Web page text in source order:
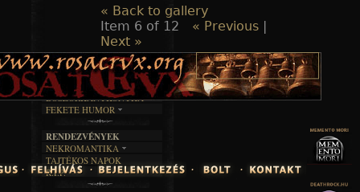
« Back to gallery
Item 6 of 12
« Previous |
Next »
TAJTÉKOS LAPOK
ZENE
EGYÜTTESEK
INTERJÚK
FORDÍTÁSOK
DALSZÖVEGEK
ÍRÁSOK
IRODALOM
FILM
MŰVÉSZET
ÍRÁSTÖRTÉNET
BOSZORKÁNYKONYHA
FEKETE HUMOR
SZÖVEGES
RENDEZVÉNYEK
NEKROMANTIKA
AKTUÁLIS
A MÚLT
TAJTÉKOS NAPOK
R.I.P.